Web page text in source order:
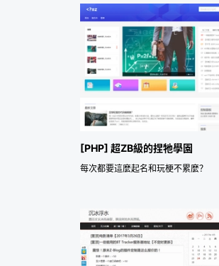
[PHP] 超ZB級的捏牠學園
每次都要這麼起名和玩梗不累麼？